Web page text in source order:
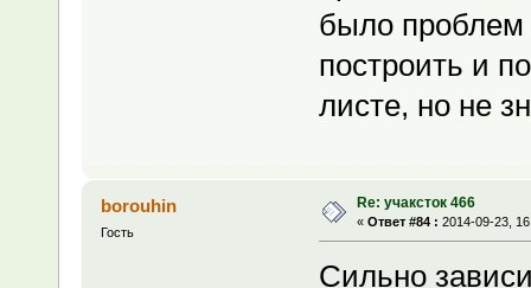
было проблем
построить и
листе, но не
borouhin
Гость
Re: учаксток 466
« Ответ #84 : 2014-09-23,
Сильно